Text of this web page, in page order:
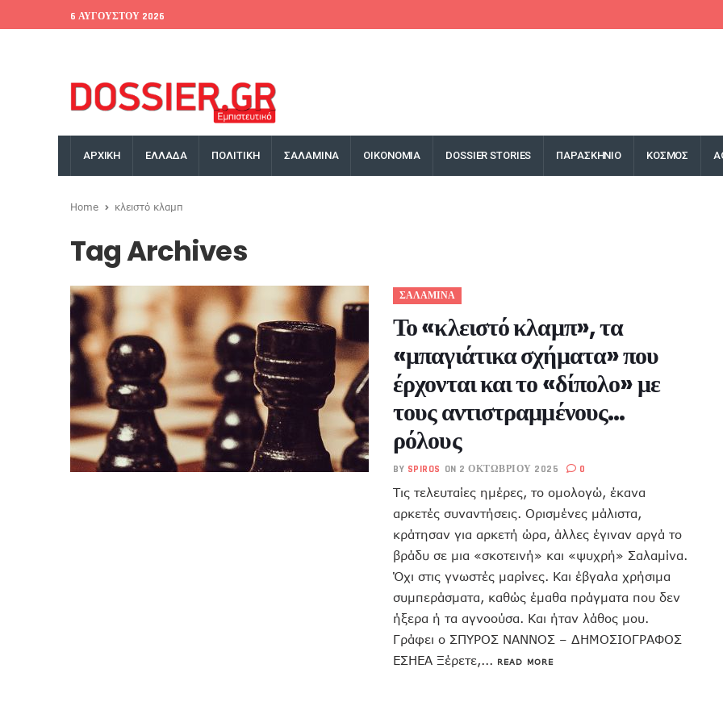
6 ΑΥΓΟΎΣΤΟΥ 2026
ΑΡΧΙΚΗ ΕΛΛΑΔΑ ΠΟΛΙΤΙΚΗ ΣΑΛΑΜΙΝΑ ΟΙΚΟΝΟΜΙΑ DOSSIER STORIES ΠΑΡΑΣΚΗΝΙΟ ΚΟΣΜΟΣ
Home κλειστό κλαμπ
Tag Archives
ΣΑΛΑΜΙΝΑ
Το «κλειστό κλαμπ», τα
«μπαγιάτικα σχήματα» που
έρχονται και το «δίπολο» με
τους αντιστραμμένους…
ρόλους
BY SPIROS ON 2 ΟΚΤΩΒΡΊΟΥ 2025 0
Τις τελευταίες ημέρες, το ομολογώ, έκανα
αρκετές συναντήσεις. Ορισμένες μάλιστα,
κράτησαν για αρκετή ώρα, άλλες έγιναν αργά το
βράδυ σε μια «σκοτεινή» και «ψυχρή» Σαλαμίνα.
Όχι στις γνωστές μαρίνες. Και έβγαλα χρήσιμα
συμπεράσματα, καθώς έμαθα πράγματα που δεν
ήξερα ή τα αγνοούσα. Και ήταν λάθος μου.
Γράφει ο ΣΠΥΡΟΣ ΝΑΝΝΟΣ – ΔΗΜΟΣΙΟΓΡΑΦΟΣ
ΕΣΗΕΑ Ξέρετε,... READ MORE